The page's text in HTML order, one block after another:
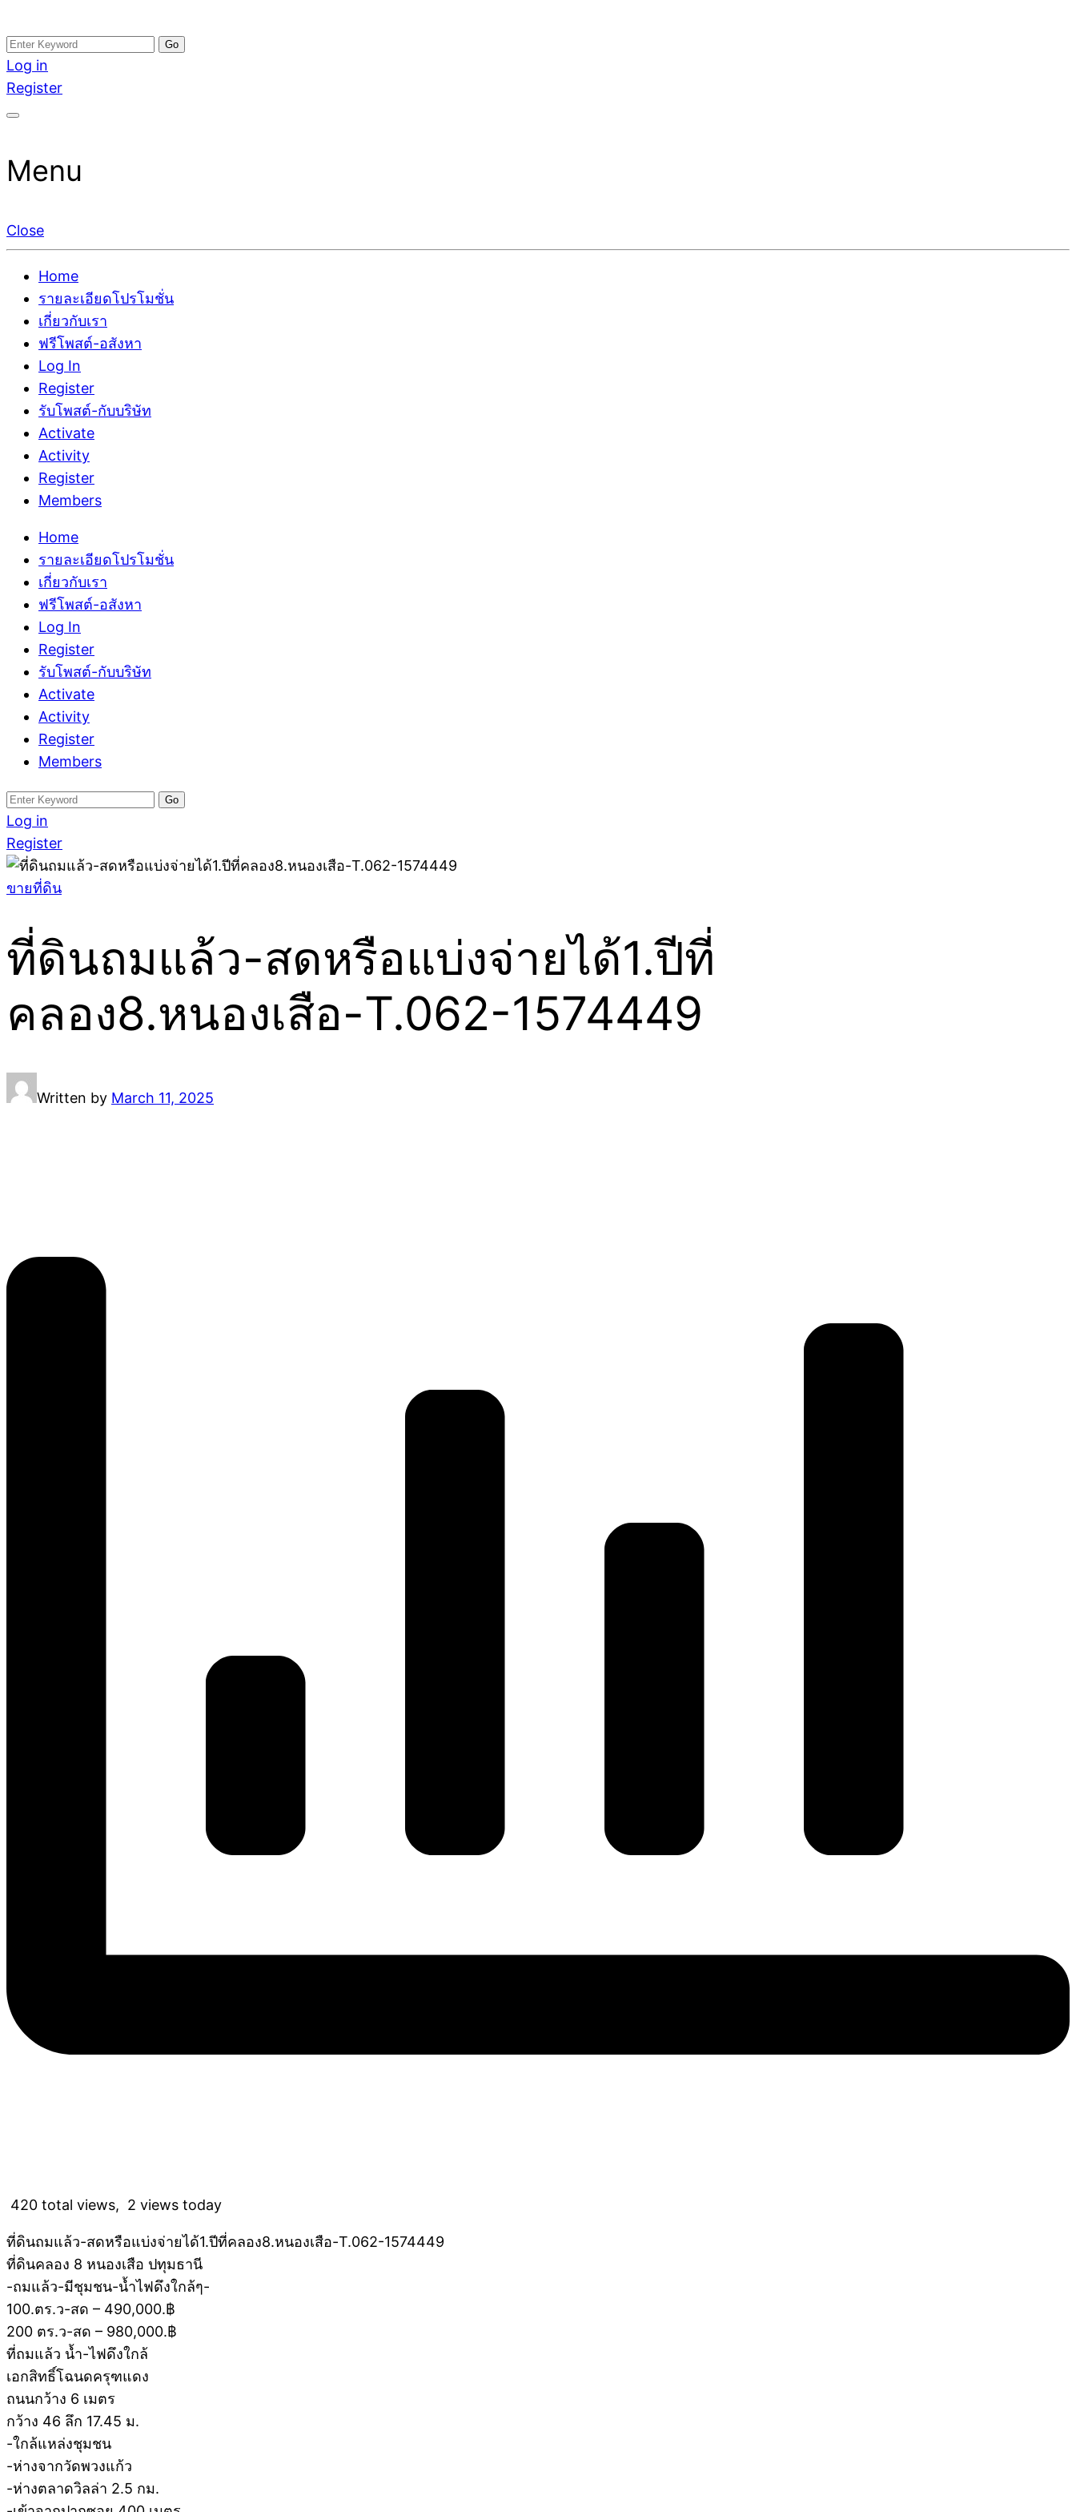
Skip
to
content
อสังหาโพสต์ รีวิวเยอะ รับจ้างโพสต์ขายบ้าน รับจ้างโพสต์อสังหา แตกต่างอย่างตั้งใจ รับรองผล อันดับ1 การโพสต์ขายอสังหา กับทีมงานบริษัท บ้าน ที่ดิน คอนโด
ติดGoogleหน้าแรกได้จริงๆ ใน 7 วัน
รับจ้างโพสอสังหา ขายบ้าน อสังหาโพสต์ เชื่อถือได้จริง รับโพสต์ ที่ดิน กับทีมงานบริษัท ถูกและดีที่สุด ไม่มีค่านายหน้า ขายได้จริงๆ ช่วยสร้างโอกาสในการขายได้มากกว่า ที่
เดียว ที่กล้าการันตีผลงาน ประสบการณ์กว่า20ปี ทีมงานมืออาชีพ ช่วยคุณขายบ้านมานาน ตัวจริง
Search
for:
Log in
Register
Menu
Close
Home
รายละเอียดโปรโมชั่น
เกี่ยวกับเรา
ฟรีโพสต์-อสังหา
Log In
Register
รับโพสต์-กับบริษัท
Activate
Activity
Register
Members
Home
รายละเอียดโปรโมชั่น
เกี่ยวกับเรา
ฟรีโพสต์-อสังหา
Log In
Register
รับโพสต์-กับบริษัท
Activate
Activity
Register
Members
Search
for:
Log in
Register
ขายที่ดิน
ที่ดินถมแล้ว-สดหรือแบ่งจ่ายได้1.ปีที่
คลอง8.หนองเสือ-T.062-1574449
Written by March 11, 2025
420 total views, 2 views today
ที่ดินถมแล้ว-สดหรือแบ่งจ่ายได้1.ปีที่คลอง8.หนองเสือ-T.062-1574449
ที่ดินคลอง 8 หนองเสือ ปทุมธานี
-ถมแล้ว-มีชุมชน-น้ำไฟดึงใกล้ๆ-
100.ตร.ว-สด – 490,000.฿
200 ตร.ว-สด – 980,000.฿
ที่ถมแล้ว น้ำ-ไฟดึงใกล้
เอกสิทธิ์โฉนดครุฑแดง
ถนนกว้าง 6 เมตร
กว้าง 46 ลึก 17.45 ม.
-ใกล้แหล่งชุมชน
-ห่างจากวัดพวงแก้ว
-ห่างตลาดวิลล่า 2.5 กม.